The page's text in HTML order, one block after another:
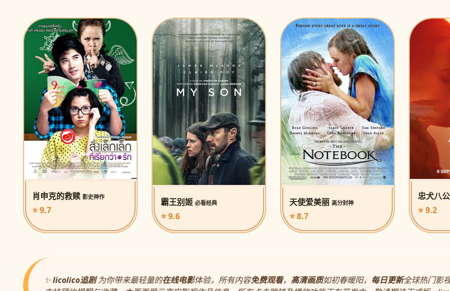
肖申克的救赎 影史神作
⭐ 9.7
霸王别姬 必看经典
⭐ 9.6
天使爱美丽 高分封神
⭐ 8.7
忠犬八
⭐ 9.2
✨licolico追剧为你带来最轻量的在线电影体验，所有内容免费观看， 高清画质如初春暖阳， 每日更新全球热门影